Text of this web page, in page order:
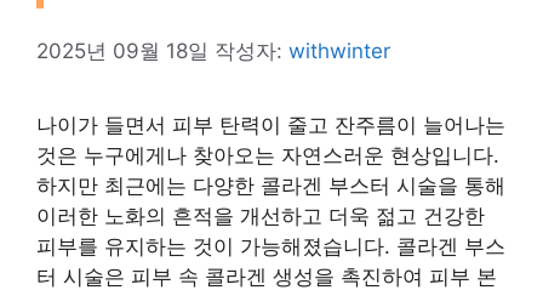
2025년 09월 18일 작성자: withwinter
나이가 들면서 피부 탄력이 줄고 잔주름이 늘어나는
것은 누구에게나 찾아오는 자연스러운 현상입니다.
하지만 최근에는 다양한 콜라겐 부스터 시술을 통해
이러한 노화의 흔적을 개선하고 더욱 젊고 건강한
피부를 유지하는 것이 가능해졌습니다. 콜라겐 부스
터 시술은 피부 속 콜라겐 생성을 촉진하여 피부 본